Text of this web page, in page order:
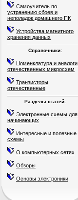
Самоучитель по
устранению сбоев и
неполадок домашнего ПК
Устройства магнитного
хранения данных
Справочники:
Номенклатура и аналоги
отечественных микросхем
Транзисторы
отечественные
Разделы статей:
Электронные схемы для
начинающих
Интересные и полезные
схемы
О компьютерных сетях
Обзоры
Основы электроники